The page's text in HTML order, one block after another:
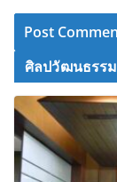
ศิลปวัฒนธรรม